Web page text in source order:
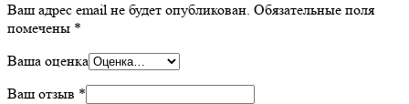
Ваш адрес email не будет опубликован. Обязательные поля
помечены *
Ваша оценка
Ваш отзыв *